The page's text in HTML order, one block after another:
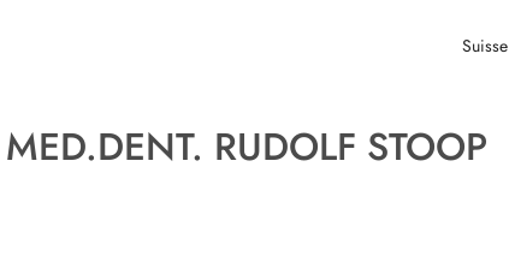
Suisse
MED.DENT. RUDOLF STOOP